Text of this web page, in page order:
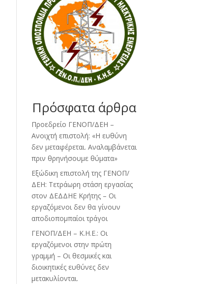
Πρόσφατα άρθρα
Προεδρείο ΓΕΝΟΠ/ΔΕΗ –
Ανοιχτή επιστολή: «Η ευθύνη
δεν μεταφέρεται. Αναλαμβάνεται
πριν θρηνήσουμε θύματα»
Εξώδικη επιστολή της ΓΕΝΟΠ/
ΔΕΗ: Τετράωρη στάση εργασίας
στον ΔΕΔΔΗΕ Κρήτης – Οι
εργαζόμενοι δεν θα γίνουν
αποδιοπομπαίοι τράγοι
ΓΕΝΟΠ/ΔΕΗ – Κ.Η.Ε.: Οι
εργαζόμενοι στην πρώτη
γραμμή – Οι θεσμικές και
διοικητικές ευθύνες δεν
μετακυλίονται.